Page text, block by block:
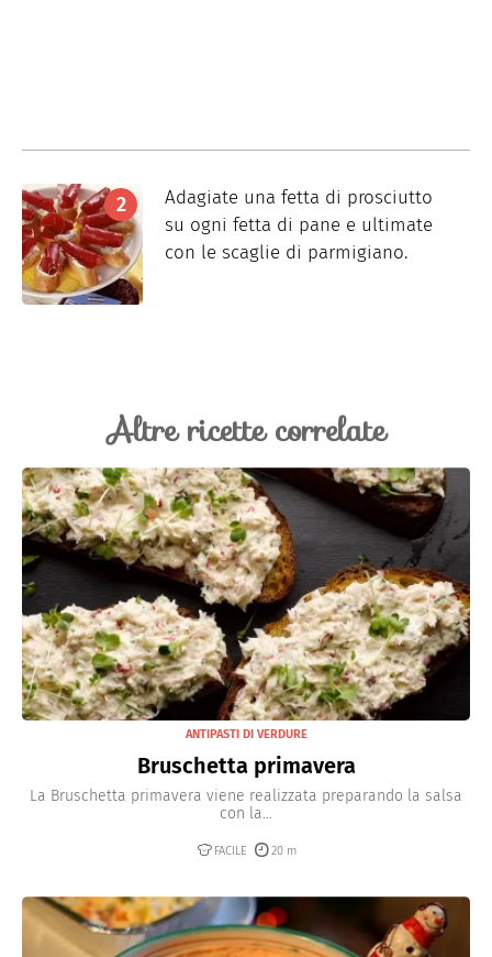
Adagiate una fetta di prosciutto
su ogni fetta di pane e ultimate
con le scaglie di parmigiano.
Altre ricette correlate
ANTIPASTI DI VERDURE
Bruschetta primavera
La Bruschetta primavera viene realizzata preparando la salsa
con la...
FACILE 20 m